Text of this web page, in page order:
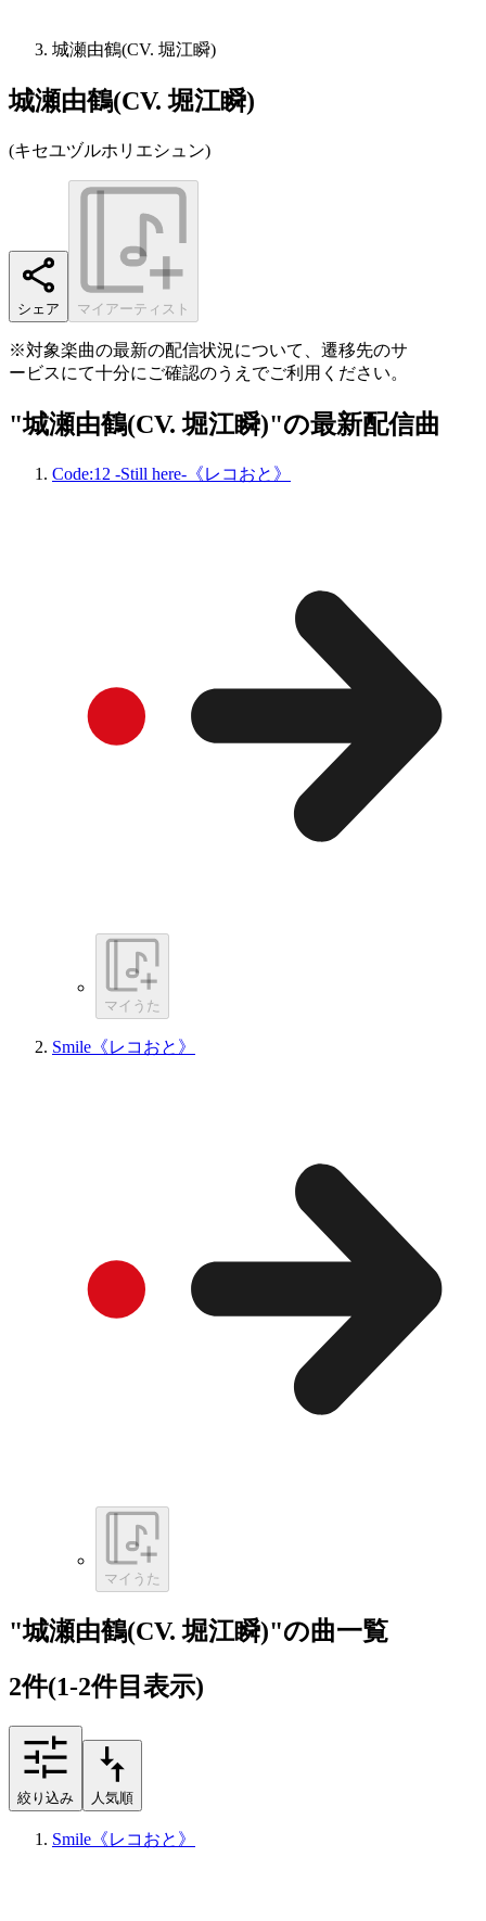
城瀬由鶴(CV. 堀江瞬)
城瀬由鶴(CV. 堀江瞬)
(キセユヅルホリエシュン)
シェア マイアーティスト
※対象楽曲の最新の配信状況について、遷移先のサ
ービスにて十分にご確認のうえでご利用ください。
"城瀬由鶴(CV. 堀江瞬)"の最新配信曲
Code:12 -Still here-《レコおと》
マイうた
Smile《レコおと》
マイうた
"城瀬由鶴(CV. 堀江瞬)"の曲一覧
2件(1-2件目表示)
絞り込み 人気順
Smile《レコおと》